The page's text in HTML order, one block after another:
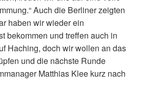
Auch die Berliner zeigten
haben wir wieder ein
bekommen und treffen auch in
Haching, doch wir wollen an das
und die nächste Runde
Matthias Klee kurz nach